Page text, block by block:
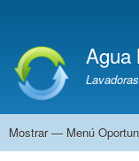
cuenta
usuario
Agua
Menú
Mostrar — Menú